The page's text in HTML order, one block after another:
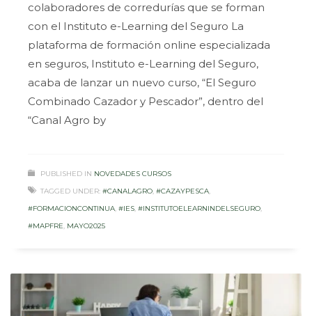
colaboradores de corredurías que se forman
con el Instituto e-Learning del Seguro La
plataforma de formación online especializada
en seguros, Instituto e-Learning del Seguro,
acaba de lanzar un nuevo curso, “El Seguro
Combinado Cazador y Pescador”, dentro del
“Canal Agro by
PUBLISHED IN NOVEDADES CURSOS
TAGGED UNDER: #CANALAGRO, #CAZAYPESCA,
#FORMACIONCONTINUA, #IES, #INSTITUTOELEARNINDELSEGURO,
#MAPFRE, MAYO2025